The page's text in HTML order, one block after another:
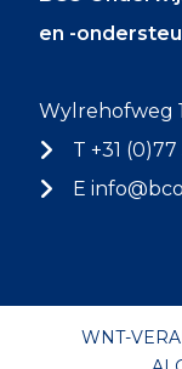
en -
Wylrehofweg
T +31
E
WNT-